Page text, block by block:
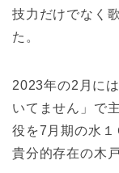
技力だけでなく
た。
2023年の2月に
いてません」で
役を7月期の水
貴分的存在の木